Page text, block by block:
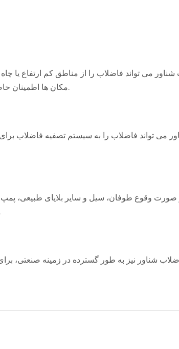
مکان ها اطمینان حاصل کند. این می تواند فاضلاب را به زمین پمپ کند یا آن را برای تصفیه به سیستم تصفیه فاضلاب تخلیه کند.
آسیب به ساختمان ها و جاده های ناشی از سیل را کاهش دهد و از جان و امنیت اموال مردم محافظت کند.